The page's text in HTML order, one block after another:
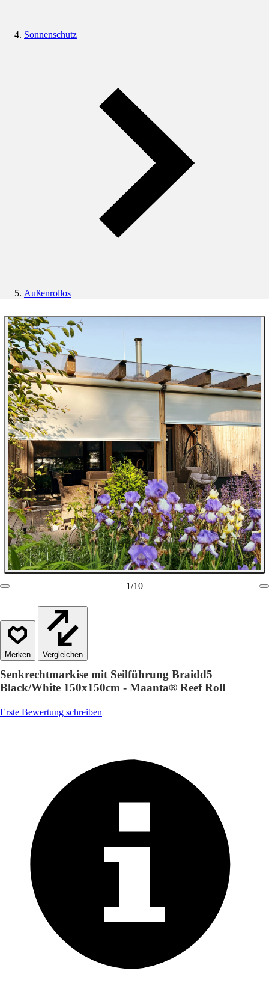
Sonnenschutz
Außenrollos
1/10
Vergleichen
Senkrechtmarkise mit Seilführung Braidd5
Black/White 150x150cm - Maanta® Reef Roll
Erste Bewertung schreiben